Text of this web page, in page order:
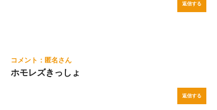
返信する
匿名
ホモレズきっしょ
返信する